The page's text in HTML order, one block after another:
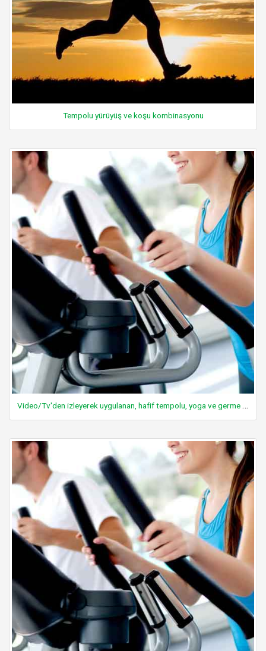
Tempolu yürüyüş ve koşu kombinasyonu
Video/Tv'den izleyerek uygulanan, hafif tempolu, yoga ve germe benzeri egzersizler yapmak